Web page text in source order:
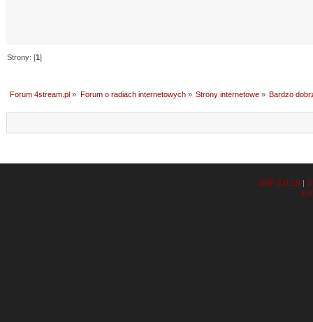
Strony: [1]
Forum 4stream.pl » Forum o radiach internetowych» Strony internetowe» Bardzo
SMF 2.0.19 |